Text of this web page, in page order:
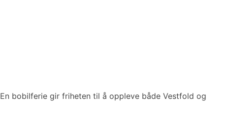
En bobilferie gir friheten til å oppleve både Vestfold og